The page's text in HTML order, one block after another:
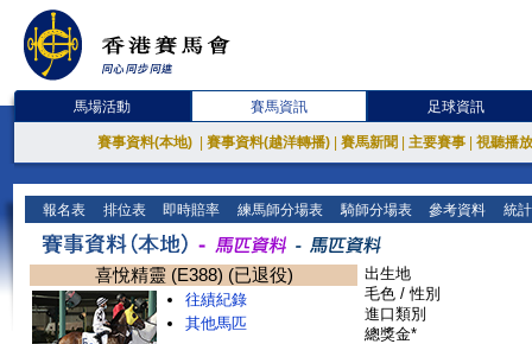
馬場活動 賽馬資訊 足球資訊
賽事資料(本地) 賽事資料(越洋轉播) 賽馬新聞 主要賽事 視聽播
報名表 排位表 即時賠率 練馬師分場表 騎師分場表 參考資料 統
喜悅精靈 (E388) (已退役)
往績紀錄
其他馬匹
出生地
毛色 / 性別
進口類別
總獎金*